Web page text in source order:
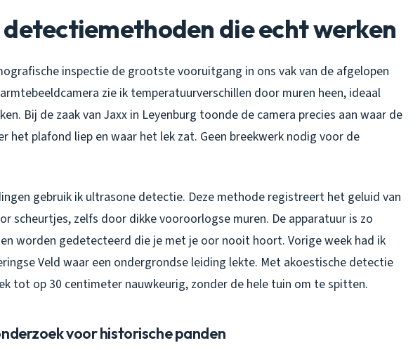
die echt werken
inspectie de grootste vooruitgang in ons vak van de afgelopen
zie ik temperatuurverschillen door muren heen, ideaal
Bij de zaak van Jaxx in Leyenburg toonde de camera precies aan waar de
het plafond liep en waar het lek zat. Geen breekwerk nodig voor de
gebruik ik ultrasone detectie. Deze methode registreert het geluid van
scheurtjes, zelfs door dikke vooroorlogse muren. De apparatuur is zo
worden gedetecteerd die je met je oor nooit hoort. Vorige week had ik
Veld waar een ondergrondse leiding lekte. Met akoestische detectie
tot op 30 centimeter nauwkeurig, zonder de hele tuin om te spitten.
voor historische panden